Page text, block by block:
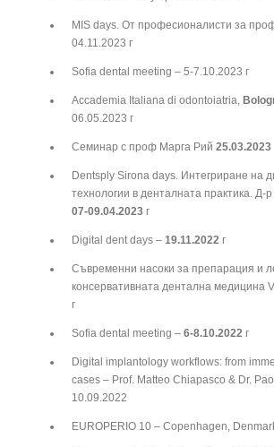
MIS days. От професионалисти за
04.11.2023 г
Sofia dental meeting – 5-7.10.2023 г
Accademia Italiana di odontoiatria,
06.05.2023 г
Семинар с проф Марга Рий 25.03.2023
Dentsply Sirona days. Интегриране на
технологии в денталната практика. Д-
07-09.04.2023 г
Digital dent days – 19.11.2022 г
Съвременни насоки за препарация и
консервативната дентална медицина
г
Sofia dental meeting – 6-8.10.2022 г
Digital implantology workflows: from
cases – Prof. Matteo Chiapasco & Dr.
10.09.2022
EUROPERIO 10 – Copenhagen,